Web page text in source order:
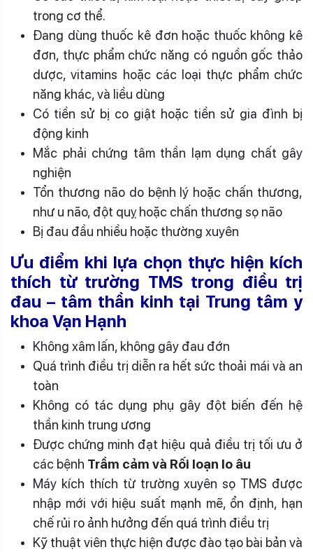
trong cơ thể.
Đang dùng thuốc kê đơn hoặc thuốc không kê
đơn, thực phẩm chức năng có nguồn gốc thảo
dược, vitamins hoặc các loại thực phẩm chức
năng khác, và liều dùng
Có tiền sử bị co giật hoặc tiền sử gia đình bị
động kinh
Mắc phải chứng tâm thần lạm dụng chất gây
nghiện
Tổn thương não do bệnh lý hoặc chấn thương,
như u não, đột quỵ hoặc chấn thương sọ não
Bị đau đầu nhiều hoặc thường xuyên
Ưu điểm khi lựa chọn thực hiện kích
thích từ trường TMS trong điều trị
đau – tâm thần kinh tại Trung tâm y
khoa Vạn Hạnh
Không xâm lấn, không gây đau đớn
Quá trình điều trị diễn ra hết sức thoải mái và an
toàn
Không có tác dụng phụ gây đột biến đến hệ
thần kinh trung ương
Được chứng minh đạt hiệu quả điều trị tối ưu ở
các bệnh Trầm cảm và Rối loạn lo âu
Máy kích thích từ trường xuyên sọ TMS được
nhập mới với hiệu suất mạnh mẽ, ổn định, hạn
chế rủi ro ảnh hưởng đến quá trình điều trị
Kỹ thuật viên thực hiện được đào tạo bài bản và